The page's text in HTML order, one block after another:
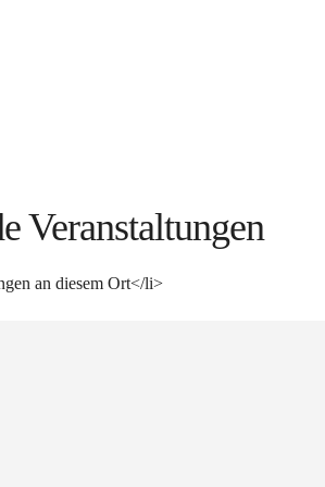
Veranstaltungen
an diesem Ort</li>